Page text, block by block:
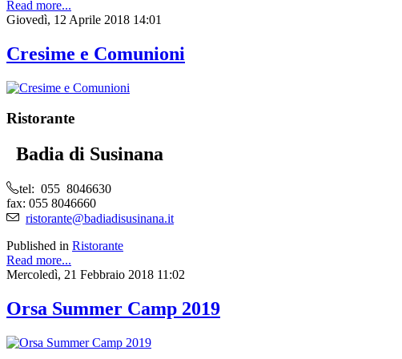
Read more...
Giovedì, 12 Aprile 2018 14:01
Cresime e Comunioni
Ristorante
Badia di Susinana
tel: 055 8046630
fax: 055 8046660
ristorante@badiadisusinana.it
Published in Ristorante
Read more...
Mercoledì, 21 Febbraio 2018 11:02
Orsa Summer Camp 2019